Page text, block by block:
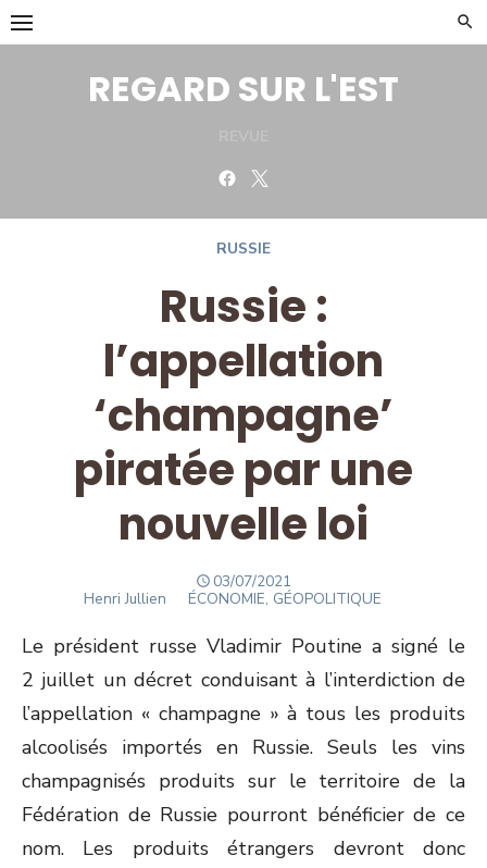
Skip
to
REGARD SUR L'EST
Facebook
RUSSIE
Russie :
l’appellation
‘champagne’
piratée par une
nouvelle loi
POSTED
ON
03/07/2021
Author
Henri Jullien ÉCONOMIE, GÉOPOLITIQUE
Le président russe Vladimir Poutine a signé le
2 juillet un décret conduisant à l’interdiction de
l’appellation « champagne » à tous les produits
alcoolisés importés en Russie. Seuls les vins
champagnisés produits sur le territoire de la
Fédération de Russie pourront bénéficier de ce
nom. Les produits étrangers devront donc